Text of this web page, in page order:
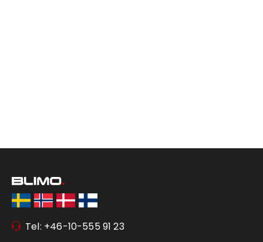
Tel: +46-10-555 91 23